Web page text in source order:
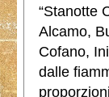
“Stanotte
Alcamo,
Cofano,
dalle